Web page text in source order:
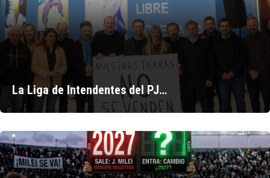
La Liga de Intendentes del PJ…